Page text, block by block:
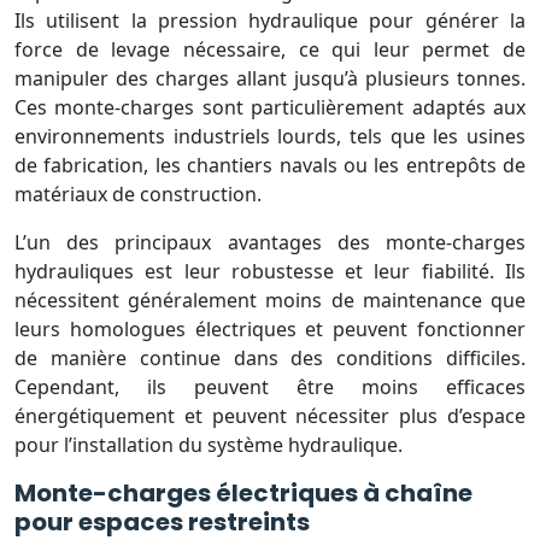
Ils utilisent la pression hydraulique pour générer la
force de levage nécessaire, ce qui leur permet de
manipuler des charges allant jusqu’à plusieurs tonnes.
Ces monte-charges sont particulièrement adaptés aux
environnements industriels lourds, tels que les usines
de fabrication, les chantiers navals ou les entrepôts de
matériaux de construction.
L’un des principaux avantages des monte-charges
hydrauliques est leur robustesse et leur fiabilité. Ils
nécessitent généralement moins de maintenance que
leurs homologues électriques et peuvent fonctionner
de manière continue dans des conditions difficiles.
Cependant, ils peuvent être moins efficaces
énergétiquement et peuvent nécessiter plus d’espace
pour l’installation du système hydraulique.
Monte-charges électriques à chaîne
pour espaces restreints